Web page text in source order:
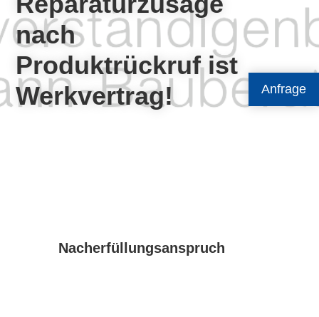
Anfrage
nach
Produktrückruf ist
Werkvertrag!
Nacherfüllungsanspruch